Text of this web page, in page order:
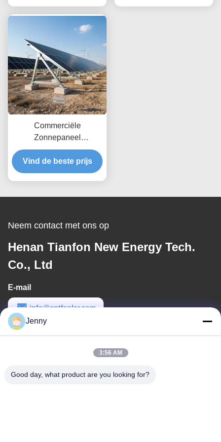
mogelijk maken
Commerciële
Zonnepaneel
Grondmontagesystemen
Windbelasting Tot 80 m/s
Ontworpen voor
en Eenvoudige Installatie
Vind de beste prijs
Neem contact met ons op
Henan Tianfon New Energy Tech.
Co., Ltd
E-mail
info@cntfsolar.com
Werktijd
Jenny
3:56 AM
Good day, what product are you looking for?